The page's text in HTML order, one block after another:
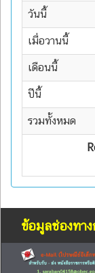
วันนี้
เมื่อวานนี้
เดือนนี้
ปีนี้
รวมทั้งหมด
ข้อมูลช่องทา